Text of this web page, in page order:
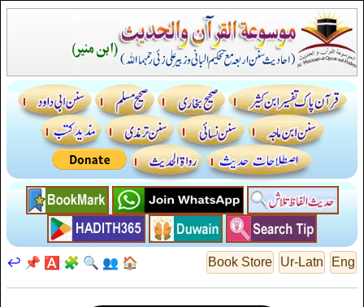
Eng
Ur-Latn
Book Store
🏠
👥
🔍
🧩
🅰️
📌
↩️